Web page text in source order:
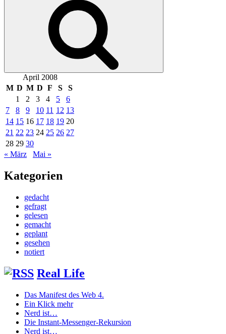
April 2008
M D M D F S
S
1
2 3 4 5
6
7
8 9 10 11 12 13
14 15 16 17 18 19 20
21 22 23 24 25 26 27
28 29 30
« März
Mai »
Kategorien
gedacht
gefragt
gelesen
gemacht
geplant
gesehen
notiert
Real Life
Das Manifest des Web 4.
Ein Klick mehr
Nerd ist…
Die Instant-Messenger-Rekursion
Nerd ist…